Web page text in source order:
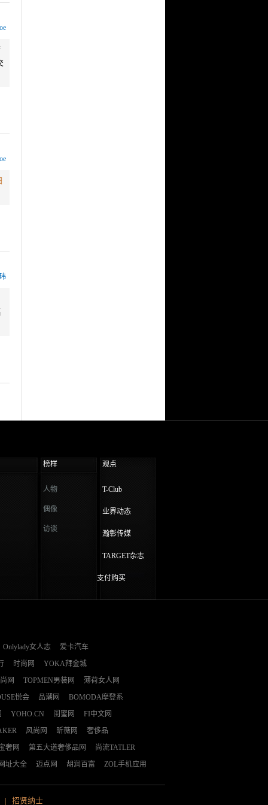
榜样 观点
人物
偶像
访谈
T-Club
业界动态
瀚彰传媒
TARGET杂志
支付购买
Onlylady女人志
爱卡汽车
时尚网
YOKA拜金城
网 TOPMEN男装网
薄荷女人网
悦会 品潮网
BOMODA摩登系
YOHO.CN 闺蜜网
FI中文网
风尚网 昕薇网
奢侈品
奢网 第五大道奢侈品网
尚流TATLER
址大全 迈点网 胡润百富 ZOL手机应用
招贤纳士